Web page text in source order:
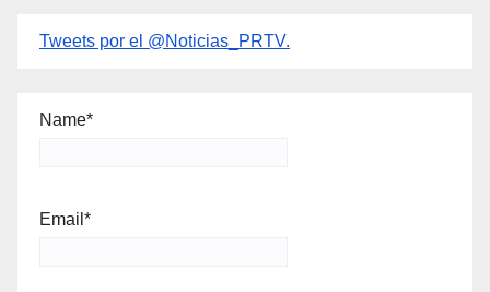
Tweets por el @Noticias_PRTV.
Name*
Email*